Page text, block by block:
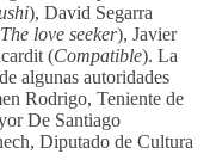
), David Segarra
The love seeker), Javier
(Compatible). La
algunas autoridades
Rodrigo, Teniente de
De Santiago
Diputado de Cultura